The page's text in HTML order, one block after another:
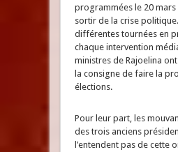
programmées le 20 mars
sortir de la crise
différentes tournées en
chaque intervention
ministres de Rajoelina
la consigne de faire la
élections.
Pour leur part, les
des trois anciens
l’entendent pas de cette